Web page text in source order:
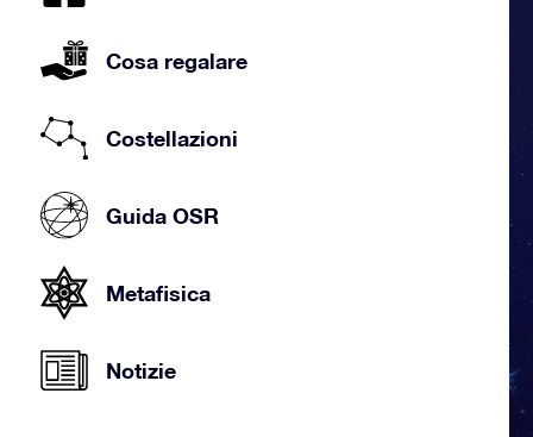
Cosa regalare
Costellazioni
Guida OSR
Metafisica
Notizie